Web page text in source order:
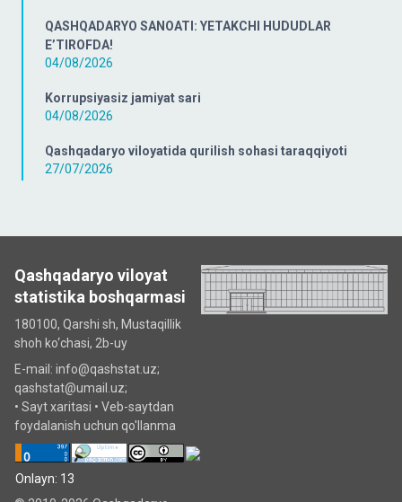
QASHQADARYO SANOATI: YETAKCHI HUDUDLAR
E’TIROFDA!
04/08/2026
Korrupsiyasiz jamiyat sari
04/08/2026
Qashqadaryo viloyatida qurilish sohasi taraqqiyoti
27/07/2026
Qashqadaryo viloyat
statistika boshqarmasi
180100, Qarshi sh, Mustаqillik
shoh ko‘chаsi, 2b-uy
E-mail: info@qashstat.uz;
qashstat@umail.uz;
• Sayt xaritasi • Veb-saytdan
foydalanish uchun qo'llanma
Onlayn: 13